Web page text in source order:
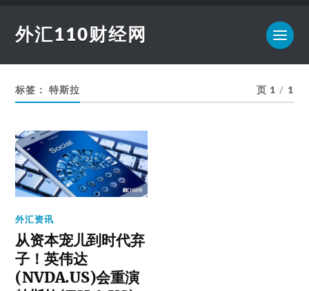
外汇110财经网
标签：特斯拉 页 1 / 1
外汇资讯
从资本宠儿到时代弃
子！英伟达
(NVDA.US)会重演